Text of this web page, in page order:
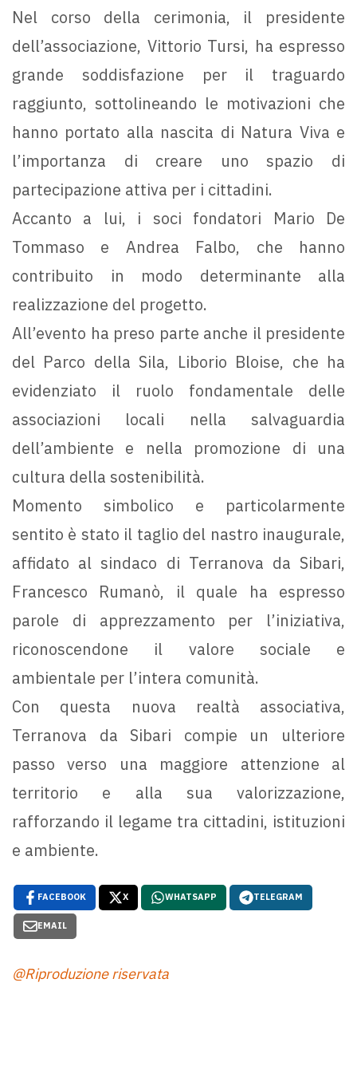
Nel corso della cerimonia, il presidente
dell’associazione, Vittorio Tursi, ha espresso
grande soddisfazione per il traguardo
raggiunto, sottolineando le motivazioni che
hanno portato alla nascita di Natura Viva e
l’importanza di creare uno spazio di
partecipazione attiva per i cittadini.
Accanto a lui, i soci fondatori Mario De
Tommaso e Andrea Falbo, che hanno
contribuito in modo determinante alla
realizzazione del progetto.
All’evento ha preso parte anche il presidente
del Parco della Sila, Liborio Bloise, che ha
evidenziato il ruolo fondamentale delle
associazioni locali nella salvaguardia
dell’ambiente e nella promozione di una
cultura della sostenibilità.
Momento simbolico e particolarmente
sentito è stato il taglio del nastro inaugurale,
affidato al sindaco di Terranova da Sibari,
Francesco Rumanò, il quale ha espresso
parole di apprezzamento per l’iniziativa,
riconoscendone il valore sociale e
ambientale per l’intera comunità.
Con questa nuova realtà associativa,
Terranova da Sibari compie un ulteriore
passo verso una maggiore attenzione al
territorio e alla sua valorizzazione,
rafforzando il legame tra cittadini, istituzioni
e ambiente.
FACEBOOK X WHATSAPP TELEGRAM
EMAIL
@Riproduzione riservata